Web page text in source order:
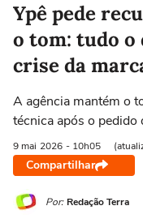
Ypê pede
o tom: tudo o
crise da
A agência mantém o
técnica após o pedido
9 mai 2026 - 10h05
Compartilhar
Por: Redação Terra